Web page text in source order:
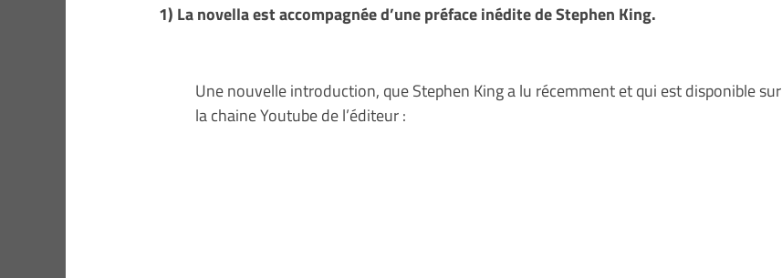
1) La novella est accompagnée d’une préface inédite de Stephen King.
Une nouvelle introduction, que Stephen King a lu récemment et qui est disponible sur
la chaine Youtube de l’éditeur :